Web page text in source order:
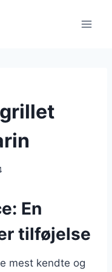
En
tilføjelse
mest kendte og